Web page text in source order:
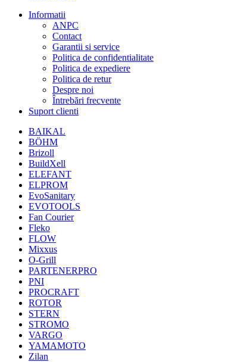
Informatii
ANPC
Contact
Garantii si service
Politica de confidentialitate
Politica de expediere
Politica de retur
Despre noi
Întrebări frecvente
Suport clienti
BAIKAL
BÖHM
Brizoll
BuildXell
ELEFANT
ELPROM
EvoSanitary
EVOTOOLS
Fan Courier
Fleko
FLOW
Mixxus
O-Grill
PARTENERPRO
PNI
PROCRAFT
ROTOR
STERN
STROMO
VARGO
YAMAMOTO
Zilan